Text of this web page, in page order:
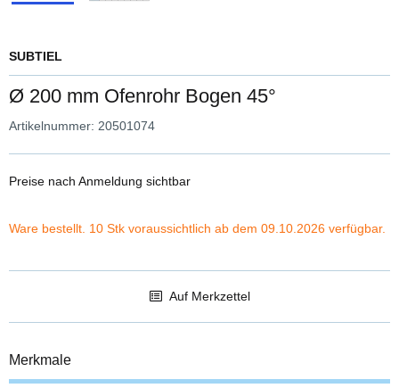
SUBTIEL
Ø 200 mm Ofenrohr Bogen 45°
Artikelnummer: 20501074
Preise nach Anmeldung sichtbar
Ware bestellt. 10 Stk voraussichtlich ab dem 09.10.2026 verfügbar.
Auf Merkzettel
Merkmale